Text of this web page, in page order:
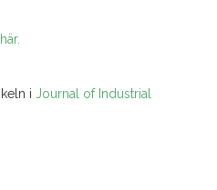
i Journal of Industrial